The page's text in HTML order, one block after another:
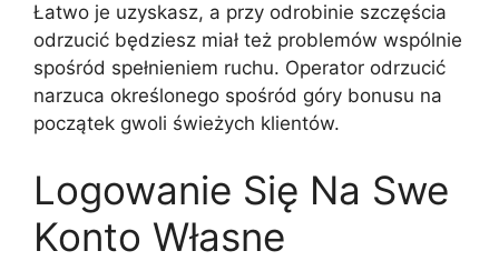
Łatwo je uzyskasz, a przy odrobinie szczęścia
odrzucić będziesz miał też problemów wspólnie
spośród spełnieniem ruchu. Operator odrzucić
narzuca określonego spośród góry bonusu na
początek gwoli świeżych klientów.
Logowanie Się Na Swe
Konto Własne